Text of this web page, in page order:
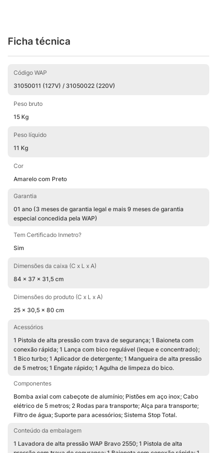
Ficha técnica
Código WAP
31050011 (127V) / 31050022 (220V)
Peso bruto
15 Kg
Peso líquido
11 Kg
Cor
Amarelo com Preto
Garantia
01 ano (3 meses de garantia legal e mais 9 meses de garantia
especial concedida pela WAP)
Tem Certificado Inmetro?
Sim
Dimensões da caixa (C x L x A)
84 x 37 x 31,5 cm
Dimensões do produto (C x L x A)
25 x 30,5 x 80 cm
Acessórios
1 Pistola de alta pressão com trava de segurança; 1 Baioneta com
conexão rápida; 1 Lança com bico regulável (leque e concentrado);
1 Bico turbo; 1 Aplicador de detergente; 1 Mangueira de alta pressão
de 5 metros; 1 Engate rápido; 1 Agulha de limpeza do bico.
Componentes
Bomba axial com cabeçote de alumínio; Pistões em aço inox; Cabo
elétrico de 5 metros; 2 Rodas para transporte; Alça para transporte;
Filtro de água; Suporte para acessórios; Sistema Stop Total.
Conteúdo da embalagem
1 Lavadora de alta pressão WAP Bravo 2550; 1 Pistola de alta